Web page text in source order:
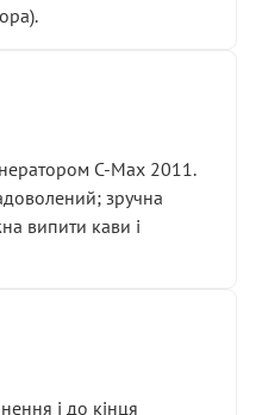
C-Max 2011.
зручна
випити кави і
і до кінця